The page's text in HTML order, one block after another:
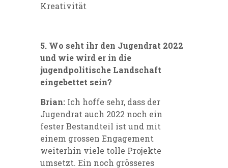
Kreativität
5. Wo seht ihr den Jugendrat 2022
und wie wird er in die
jugendpolitische Landschaft
eingebettet sein?
Brian: Ich hoffe sehr, dass der
Jugendrat auch 2022 noch ein
fester Bestandteil ist und mit
einem grossen Engagement
weiterhin viele tolle Projekte
umsetzt. Ein noch grösseres